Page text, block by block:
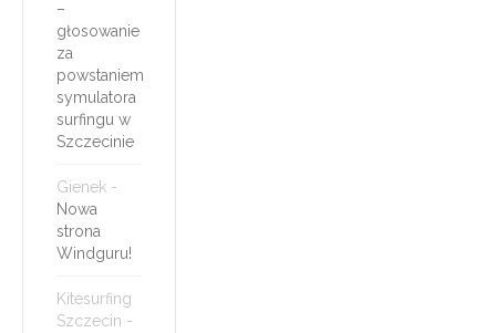
–
głosowanie
za
powstaniem
symulatora
surfingu w
Szczecinie
Gienek -
Nowa
strona
Windguru!
Kitesurfing
Szczecin -